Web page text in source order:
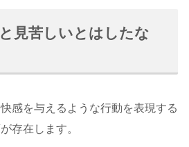
見苦しいとはしたな
感を与えるような行動を表現する
存在します。